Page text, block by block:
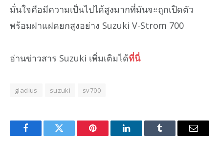
มั่นใจคือมีความเป็นไปได้สูงมากที่มันจะถูกเปิดตัว
พร้อมฝาแฝดยกสูงอย่าง Suzuki V-Strom 700
อ่านข่าวสาร Suzuki เพิ่มเติมได้ที่นี่
gladius suzuki sv700
FacebookTwitter Pinterest LinkedInTumblr Email